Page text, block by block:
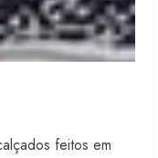
feitos em